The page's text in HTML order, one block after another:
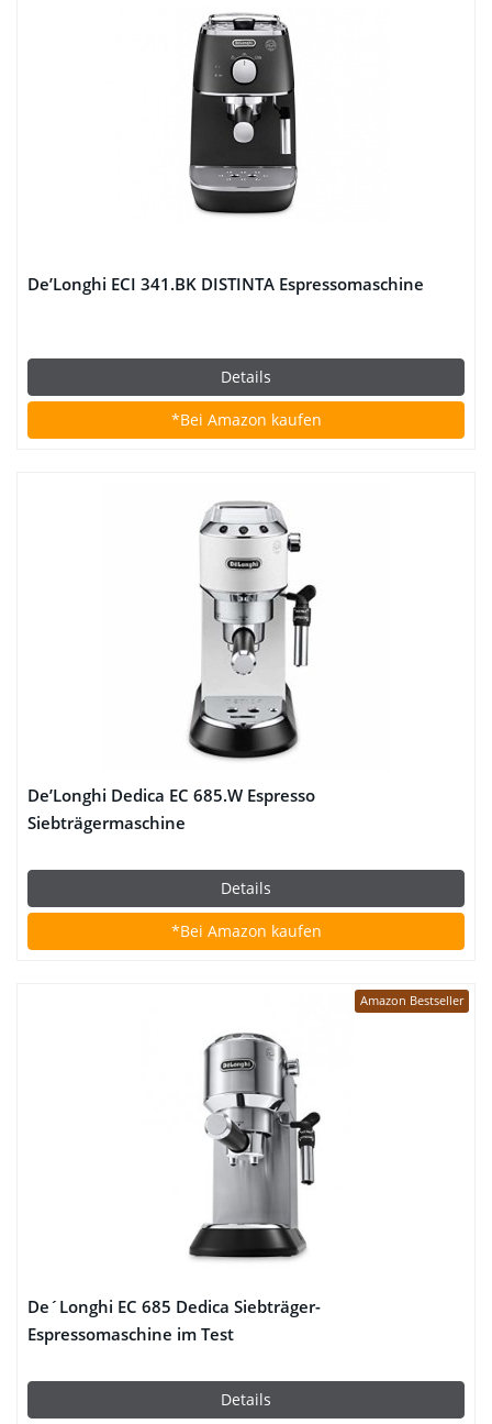
De’Longhi ECI 341.BK DISTINTA Espressomaschine
Details
*Bei Amazon kaufen
De’Longhi Dedica EC 685.W Espresso
Siebträgermaschine
Details
*Bei Amazon kaufen
Amazon Bestseller
De´Longhi EC 685 Dedica Siebträger-
Espressomaschine im Test
Details